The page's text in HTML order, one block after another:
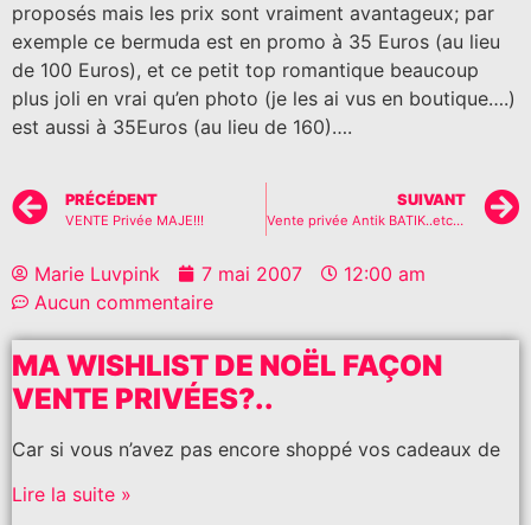
proposés mais les prix sont vraiment avantageux; par
exemple ce bermuda est en promo à 35 Euros (au lieu
de 100 Euros), et ce petit top romantique beaucoup
plus joli en vrai qu’en photo (je les ai vus en boutique….)
est aussi à 35Euros (au lieu de 160)….
PRÉCÉDENT
VENTE Privée MAJE!!!
SUIVANT
Vente privée Antik BATIK..etc.. for Children only
Marie Luvpink 7 mai 2007
12:00 am
Aucun commentaire
MA WISHLIST DE NOËL FAÇON
VENTE PRIVÉES?..
Car si vous n’avez pas encore shoppé vos cadeaux de
Lire la suite »